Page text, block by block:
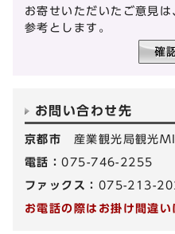
お寄せいただいたご意見
参考とします。
お問い合わせ先
京都市 産業観光局観光
電話：075-746-2255
ファックス： 075-213-
お電話の際はお掛け間違